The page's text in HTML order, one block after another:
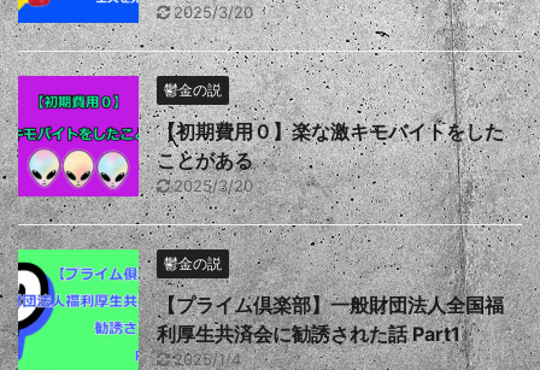
2025/3/20
鬱金の説
【初期費用０】楽な激キモバイトをした
ことがある
2025/3/20
鬱金の説
【プライム倶楽部】一般財団法人全国福
利厚生共済会に勧誘された話 Part1
2025/1/4